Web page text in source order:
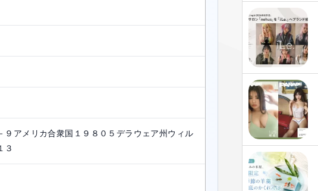
９アメリカ合衆国１９８０５デラウェア州ウィル
３